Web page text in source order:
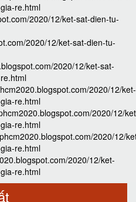
re.html
2020/12/ket-sat-dien-tu-
2020/12/ket-sat-dien-tu-
2020/12/ket-sat-
2020/12/ket-
re.html
2020/12/
re.html
2020/12/
re.html
2020/12/ket-
re.html